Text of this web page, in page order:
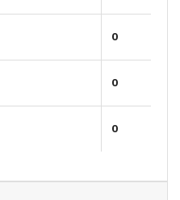
0
0
0